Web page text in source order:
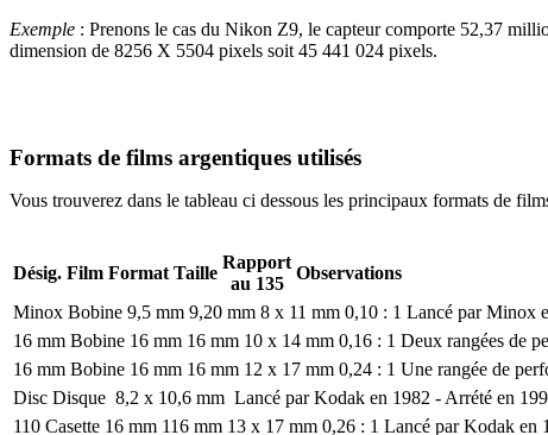
Exemple : Prenons le cas du Nikon Z9, le capteur comporte 52,37
dimension de 8256 X 5504 pixels soit 45 441 024 pixels.
Formats de films argentiques utilisés
Vous trouverez dans le tableau ci dessous les principaux formats de
Désig. Film Format Taille
Rapport
au 135
Observations
Minox Bobine 9,5 mm 9,20 mm 8 x 11 mm 0,10 : 1 Lancé par Minox
16 mm Bobine 16 mm 16 mm 10 x 14 mm 0,16 : 1 Deux rangées de
16 mm Bobine 16 mm 16 mm 12 x 17 mm 0,24 : 1 Une rangée de
Disc Disque 8,2 x 10,6 mm Lancé par Kodak en 1982 - Arrété en
110 Casette 16 mm 116 mm 13 x 17 mm 0,26 : 1 Lancé par Kodak en